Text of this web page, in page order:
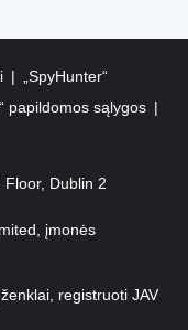
„SpyHunter“
papildomos sąlygos
Dublin 2
įmonės
ženklai, registruoti JAV